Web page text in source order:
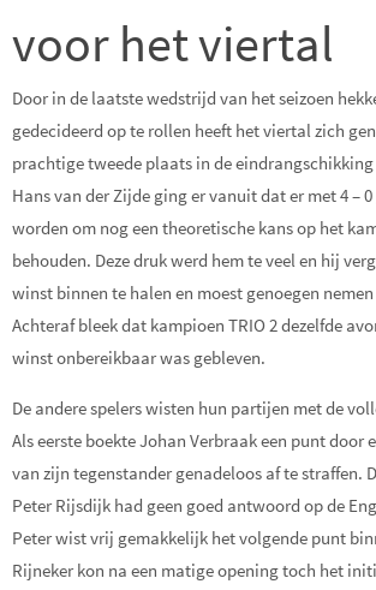
voor het viertal
Door in de laatste wedstrijd van het seizoen
gedecideerd op te rollen heeft het viertal zich
prachtige tweede plaats in de eindrangschikking
Hans van der Zijde ging er vanuit dat er met 4 –
worden om nog een theoretische kans op het
behouden. Deze druk werd hem te veel en hij
winst binnen te halen en moest genoegen
Achteraf bleek dat kampioen TRIO 2 dezelfde
winst onbereikbaar was gebleven.
De andere spelers wisten hun partijen met de
Als eerste boekte Johan Verbraak een punt door
van zijn tegenstander genadeloos af te straffen.
Peter Rijsdijk had geen goed antwoord op de
Peter wist vrij gemakkelijk het volgende punt
Rijneker kon na een matige opening toch het